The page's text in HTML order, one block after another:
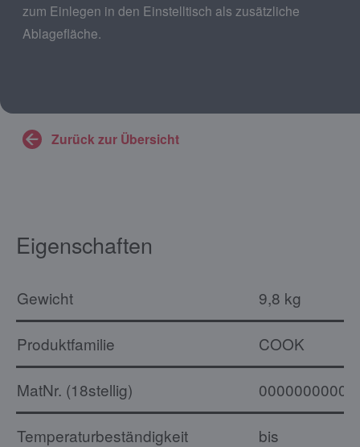
zum Einlegen in den Einstelltisch als zusätzliche
Ablagefläche.
Zurück zur Übersicht
Eigenschaften
Gewicht 9,8 kg
Produktfamilie COOK
MatNr. (18stellig)
Temperaturbeständigkeit bis